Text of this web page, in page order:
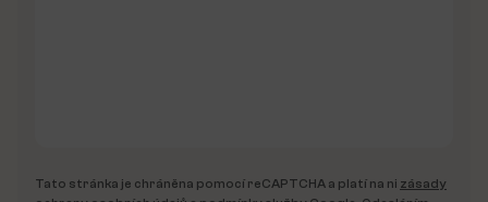
Tato stránka je chráněna pomocí reCAPTCHA a platí na ni zásady